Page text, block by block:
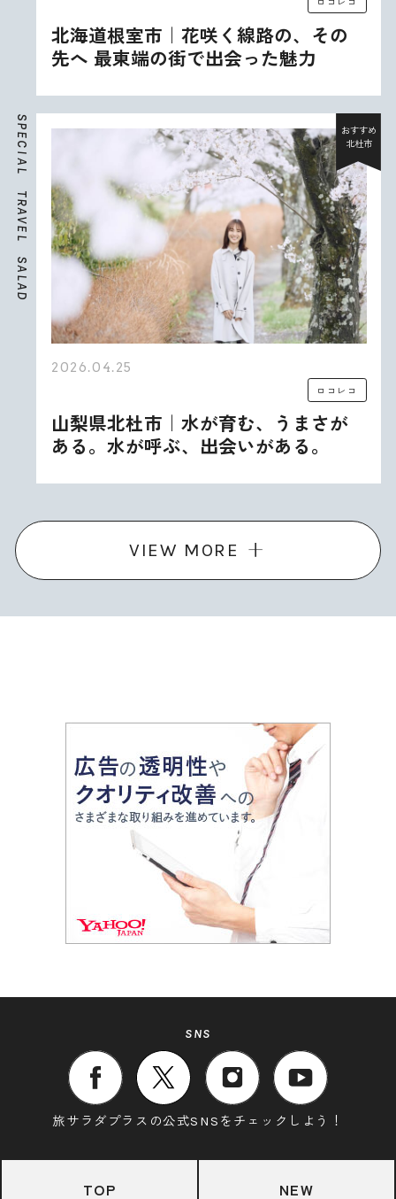
北海道根室市｜花咲く線路の、その
先へ 最東端の街で出会った魅力
S
P
E
C
I
A
L
T
R
A
V
E
L
S
A
L
A
D
おすすめ
北杜市
2026.04.25
ロコレコ
山梨県北杜市｜水が育む、うまさが
ある。水が呼ぶ、出会いがある。
VIEW MORE
SNS
旅サラダプラスの公式SNSをチェックしよう！
TOP NEW